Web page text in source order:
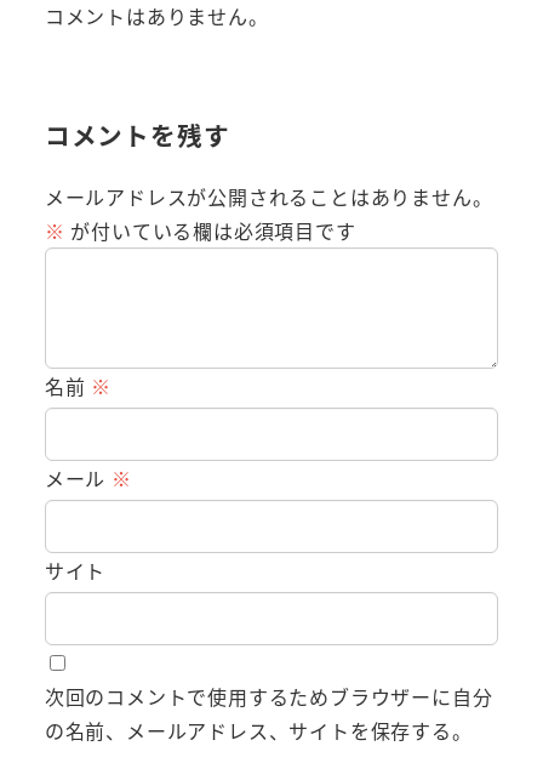
コメントはありません。
コメントを残す
メールアドレスが公開されることはありません。
※ が付いている欄は必須項目です
名前 ※
メール ※
サイト
次回のコメントで使用するためブラウザーに自分
の名前、メールアドレス、サイトを保存する。